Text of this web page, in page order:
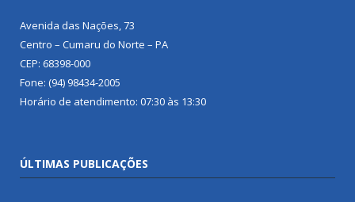
Avenida das Nações, 73
Centro – Cumaru do Norte – PA
CEP: 68398-000
Fone: (94) 98434-2005
Horário de atendimento: 07:30 às 13:30
ÚLTIMAS PUBLICAÇÕES